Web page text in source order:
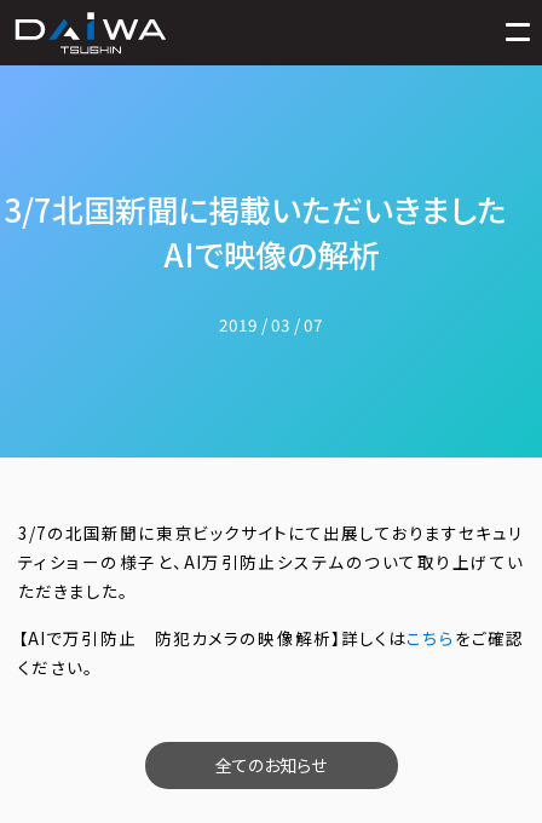
3/7北国新聞に掲載いただいきました
AIで映像の解析
2019 / 03 / 07
3/7の北国新聞に東京ビックサイトにて出展しておりますセキュリ
ティショーの様子と、AI万引防止システムのついて取り上げてい
ただきました。
【AIで万引防止 防犯カメラの映像解析】詳しくはこちら をご確認
ください。
全てのお知らせ